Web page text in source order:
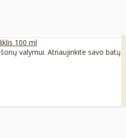
100 ml
valymui. Atnaujinkite savo batų